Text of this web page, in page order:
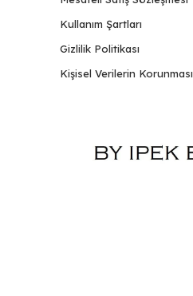
Kullanım Şartları
Gizlilik Politikası
Kişisel Verilerin Korunması